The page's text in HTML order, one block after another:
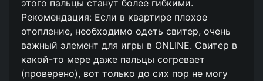
этого пальцы станут более гибкими.
Рекомендация: Если в квартире плохое
отопление, необходимо одеть свитер, очень
важный элемент для игры в ONLINE. Свитер в
какой-то мере даже пальцы согревает
(проверено), вот только до сих пор не могу